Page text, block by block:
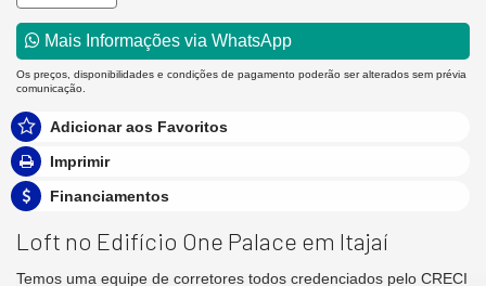
Mais Informações via WhatsApp
Os preços, disponibilidades e condições de pagamento poderão ser alterados sem prévia
comunicação.
Adicionar aos Favoritos
Imprimir
Financiamentos
Loft no Edifício One Palace em Itajaí
Temos uma equipe de corretores todos credenciados pelo CRECI